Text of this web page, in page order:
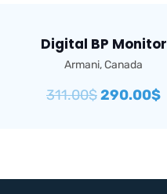
Digital BP Monitor
Armani,Canada
311.00$290.00$